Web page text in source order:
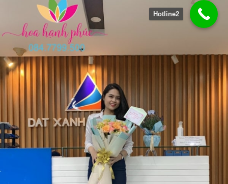
Hotline2